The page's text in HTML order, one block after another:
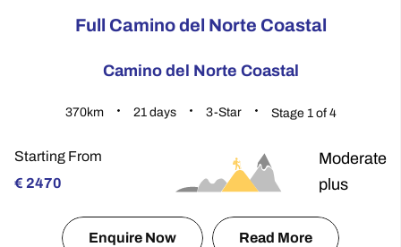
Full Camino del Norte Coastal
Camino del Norte Coastal
370.9
km 21days 3-Star Stage 1 of 4
Starting From
€ 2470
Moderate
plus
Enquire Now Read Moreinfo